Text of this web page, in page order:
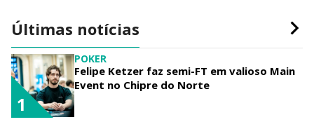
Últimas notícias
POKER
Felipe Ketzer faz semi-FT em valioso Main
Event no Chipre do Norte
1